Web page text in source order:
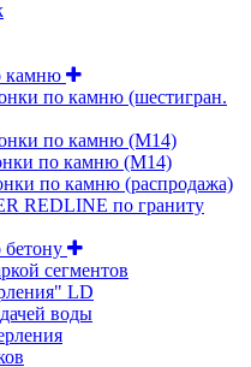
камню
по камню (шестигран.
по камню (M14)
по камню (M14)
по камню (распродажа)
REDLINE по граниту
сегментов
LD
воды